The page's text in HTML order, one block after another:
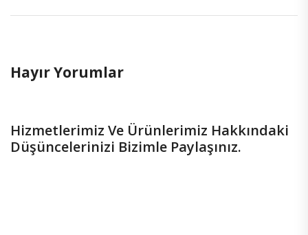
Hayır Yorumlar
Hizmetlerimiz Ve Ürünlerimiz Hakkındaki
Düşüncelerinizi Bizimle Paylaşınız.